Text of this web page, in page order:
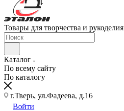
Товары для творчества и рукоделия
Каталог
По всему сайту
По каталогу
г.Тверь, ул.Фадеева, д.16
Войти